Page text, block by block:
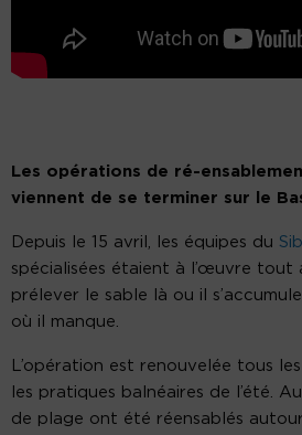
Les opérations de ré-
viennent de se terminer sur le
Depuis le 15 avril, les équipes du
spécialisées étaient à l’œuvre tout
prélever le sable là ou il
où il manque.
L’opération est renouvelée tous
les pratiques balnéaires de l’été.
de plage ont été réensablés